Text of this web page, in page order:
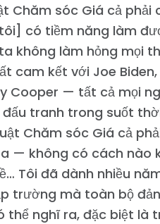
Chăm sóc Giá cả phải
có tiềm năng làm
không làm hỏng mọi
cam kết với Joe
Cooper — tất cả mọi
tranh trong suốt
Chăm sóc Giá cả
— không có cách nào
Tôi đã dành nhiều
trường mà toàn bộ
thể nghĩ ra, đặc biệt là